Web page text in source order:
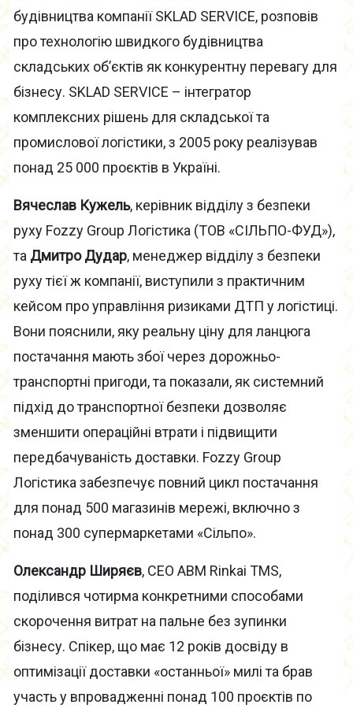
будівництва компанії SKLAD SERVICE, розповів
про технологію швидкого будівництва
складських об’єктів як конкурентну перевагу для
бізнесу. SKLAD SERVICE – інтегратор
комплексних рішень для складської та
промислової логістики, з 2005 року реалізував
понад 25 000 проєктів в Україні.
Вячеслав Кужель, керівник відділу з безпеки
руху Fozzy Group Логістика (ТОВ «СІЛЬПО-ФУД»),
та Дмитро Дудар, менеджер відділу з безпеки
руху тієї ж компанії, виступили з практичним
кейсом про управління ризиками ДТП у логістиці.
Вони пояснили, яку реальну ціну для ланцюга
постачання мають збої через дорожньо-
транспортні пригоди, та показали, як системний
підхід до транспортної безпеки дозволяє
зменшити операційні втрати і підвищити
передбачуваність доставки. Fozzy Group
Логістика забезпечує повний цикл постачання
для понад 500 магазинів мережі, включно з
понад 300 супермаркетами «Сільпо».
Олександр Ширяєв, CEO ABM Rinkai TMS,
поділився чотирма конкретними способами
скорочення витрат на пальне без зупинки
бізнесу. Спікер, що має 12 років досвіду в
оптимізації доставки «останньої» милі та брав
участь у впровадженні понад 100 проєктів по